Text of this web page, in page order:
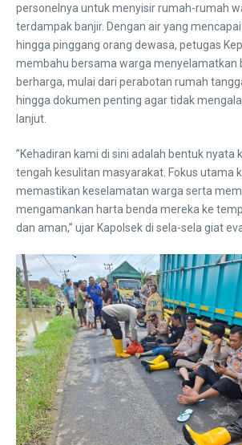
personelnya untuk menyisir rumah-rumah
terdampak banjir. Dengan air yang
hingga pinggang orang dewasa, petugas
membahu bersama warga menyelamatkan
berharga, mulai dari perabotan rumah
hingga dokumen penting agar tidak
lanjut.
​”Kehadiran kami di sini adalah bentuk nyata
tengah kesulitan masyarakat. Fokus utama
memastikan keselamatan warga serta
mengamankan harta benda mereka ke
dan aman,” ujar Kapolsek di sela-sela giat